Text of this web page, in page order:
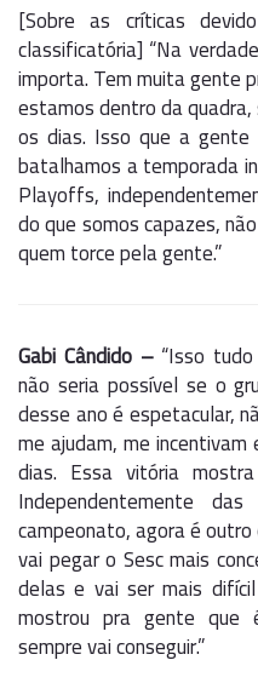
[Sobre as críticas
classificatória] “Na
importa. Tem muita gente
estamos dentro da
os dias. Isso que a
batalhamos a temporada
Playoffs,
do que somos capazes,
quem torce pela gente.”
Gabi Cândido –“Isso tudo
não seria possível se o
desse ano é espetacular,
me ajudam, me
dias. Essa vitória
Independentemente
campeonato, agora é
vai pegar o Sesc mais
delas e vai ser mais
mostrou pra gente que
sempre vai conseguir.”